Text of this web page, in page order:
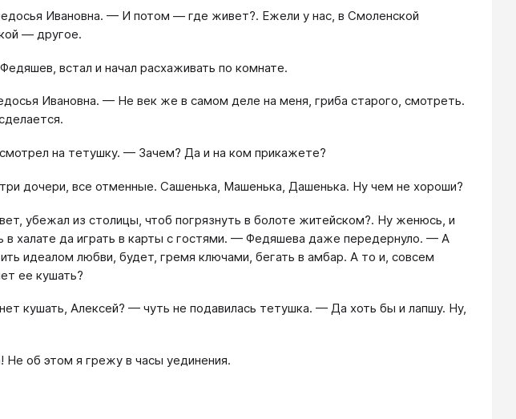
Ивановна. — И потом — где живет?. Ежели у нас, в Смоленской
— другое.
встал и начал расхаживать по комнате.
Ивановна. — Не век же в самом деле на меня, гриба старого, смотреть.
на тетушку. — Зачем? Да и на ком прикажете?
дочери, все отменные. Сашенька, Машенька, Дашенька. Ну чем не хороши?
убежал из столицы, чтоб погрязнуть в болоте житейском?. Ну женюсь, и
в халате да играть в карты с гостями. — Федяшева даже передернуло. — А
идеалом любви, будет, гремя ключами, бегать в амбар. А то и, совсем
ее кушать?
кушать, Алексей? — чуть не подавилась тетушка. — Да хоть бы и лапшу. Ну,
об этом я грежу в часы уединения.